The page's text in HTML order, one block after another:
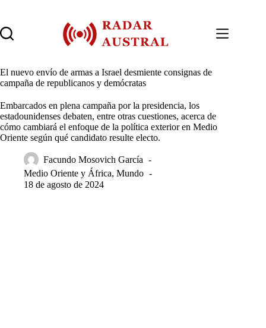
contenido
El nuevo envío de armas a Israel desmiente consignas de
campaña de republicanos y demócratas
Embarcados en plena campaña por la presidencia, los
estadounidenses debaten, entre otras cuestiones, acerca de
cómo cambiará el enfoque de la política exterior en Medio
Oriente según qué candidato resulte electo.
Facundo Mosovich García
Medio Oriente y África, Mundo
18 de agosto de 2024